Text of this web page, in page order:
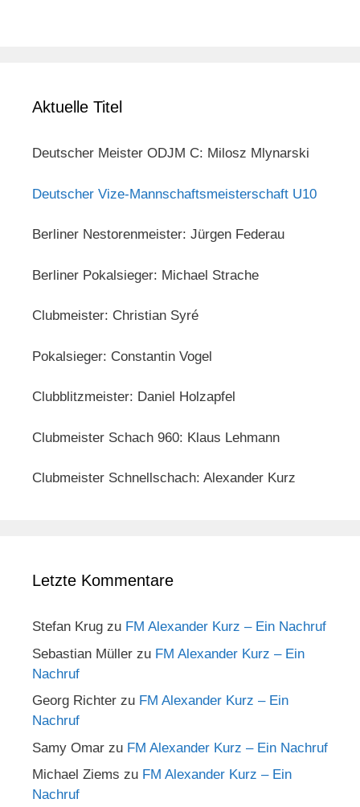
Aktuelle Titel
Deutscher Meister ODJM C: Milosz Mlynarski
Deutscher Vize-Mannschaftsmeisterschaft U10
Berliner Nestorenmeister: Jürgen Federau
Berliner Pokalsieger: Michael Strache
Clubmeister: Christian Syré
Pokalsieger: Constantin Vogel
Clubblitzmeister: Daniel Holzapfel
Clubmeister Schach 960: Klaus Lehmann
Clubmeister Schnellschach: Alexander Kurz
Letzte Kommentare
Stefan Krug zu FM Alexander Kurz – Ein Nachruf
Sebastian Müller zu FM Alexander Kurz – Ein
Nachruf
Georg Richter zu FM Alexander Kurz – Ein
Nachruf
Samy Omar zu FM Alexander Kurz – Ein Nachruf
Michael Ziems zu FM Alexander Kurz – Ein
Nachruf